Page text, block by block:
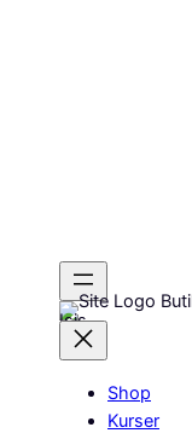
Isis
Shop
Kurser